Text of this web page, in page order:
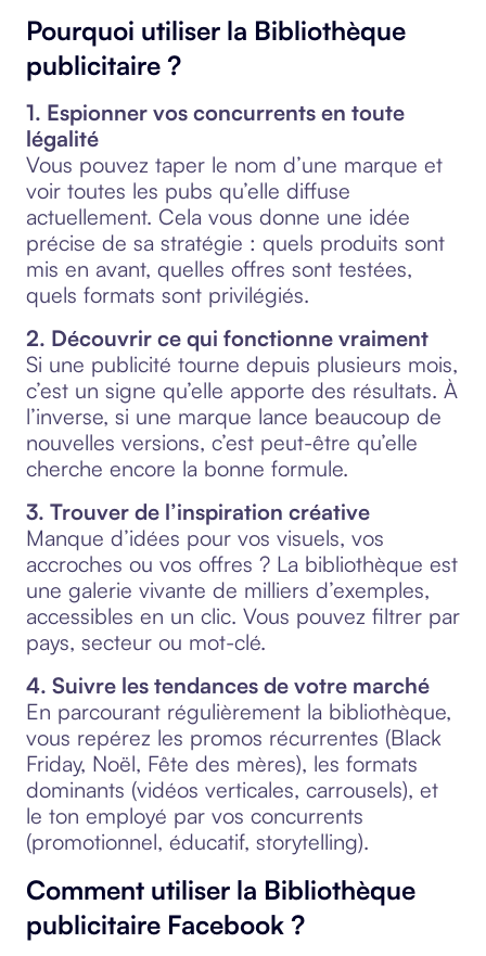
Pourquoi utiliser la Bibliothèque
publicitaire ?
1. Espionner vos concurrents en toute
légalité
Vous pouvez taper le nom d’une marque et
voir toutes les pubs qu’elle diffuse
actuellement. Cela vous donne une idée
précise de sa stratégie : quels produits sont
mis en avant, quelles offres sont testées,
quels formats sont privilégiés.
2. Découvrir ce qui fonctionne vraiment
Si une publicité tourne depuis plusieurs mois,
c’est un signe qu’elle apporte des résultats. À
l’inverse, si une marque lance beaucoup de
nouvelles versions, c’est peut-être qu’elle
cherche encore la bonne formule.
3. Trouver de l’inspiration créative
Manque d’idées pour vos visuels, vos
accroches ou vos offres ? La bibliothèque est
une galerie vivante de milliers d’exemples,
accessibles en un clic. Vous pouvez filtrer par
pays, secteur ou mot-clé.
4. Suivre les tendances de votre marché
En parcourant régulièrement la bibliothèque,
vous repérez les promos récurrentes (Black
Friday, Noël, Fête des mères), les formats
dominants (vidéos verticales, carrousels), et
le ton employé par vos concurrents
(promotionnel, éducatif, storytelling).
Comment utiliser la Bibliothèque
publicitaire Facebook ?